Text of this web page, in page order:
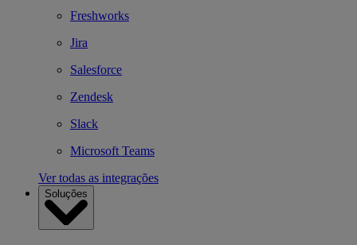
Freshworks
Jira
Salesforce
Zendesk
Slack
Microsoft Teams
Ver todas as integrações
Soluções